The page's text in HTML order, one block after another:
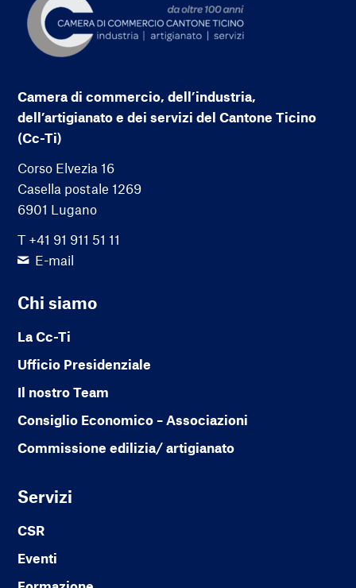
Camera di commercio, dell’industria,
dell’artigianato e dei servizi del Cantone Ticino
(Cc-Ti)
Corso Elvezia 16
Casella postale 1269
6901 Lugano
T +41 91 911 51 11
E-mail
Chi siamo
La Cc-Ti
Ufficio Presidenziale
Il nostro Team
Consiglio Economico – Associazioni
Commissione edilizia/ artigianato
Servizi
CSR
Eventi